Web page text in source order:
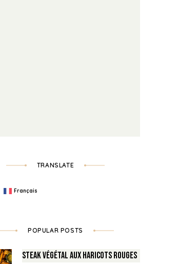
TRANSLATE
Français
POPULAR POSTS
Steak végétal aux haricots rouges